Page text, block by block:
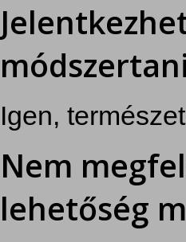
Igen,
Nem
lehetőség